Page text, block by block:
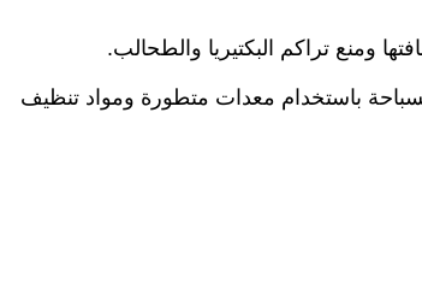
ومنع تراكم البكتيريا والطحالب.
باستخدام معدات متطورة ومواد تنظيف